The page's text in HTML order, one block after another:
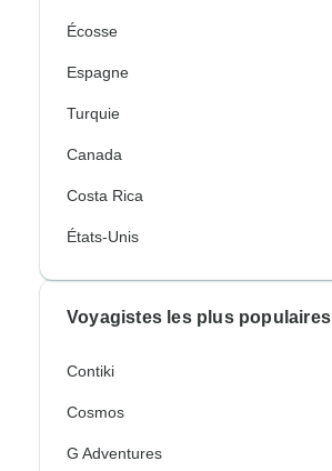
Écosse
Espagne
Turquie
Canada
Costa Rica
États-Unis
Voyagistes les plus populaires
Contiki
Cosmos
G Adventures